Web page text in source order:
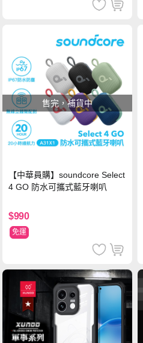
售完，補貨中
【中華員購】soundcore Select
4 GO 防水可攜式藍牙喇叭
$990
免運